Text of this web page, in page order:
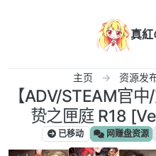
真
主页 资源发
【ADV/STEAM官
贽之匣庭 R18
已移动 网赚盘资源